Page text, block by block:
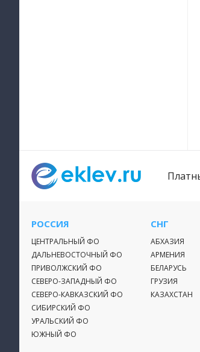
РОССИЯ
ЦЕНТРАЛЬНЫЙ ФО
ДАЛЬНЕВОСТОЧНЫЙ ФО
ПРИВОЛЖСКИЙ ФО
СЕВЕРО-ЗАПАДНЫЙ ФО
СЕВЕРО-КАВКАЗСКИЙ ФО
СИБИРСКИЙ ФО
УРАЛЬСКИЙ ФО
ЮЖНЫЙ ФО
СНГ
АБХАЗИЯ
АРМЕНИЯ
БЕЛАРУСЬ
ГРУЗИЯ
КАЗАХСТАН